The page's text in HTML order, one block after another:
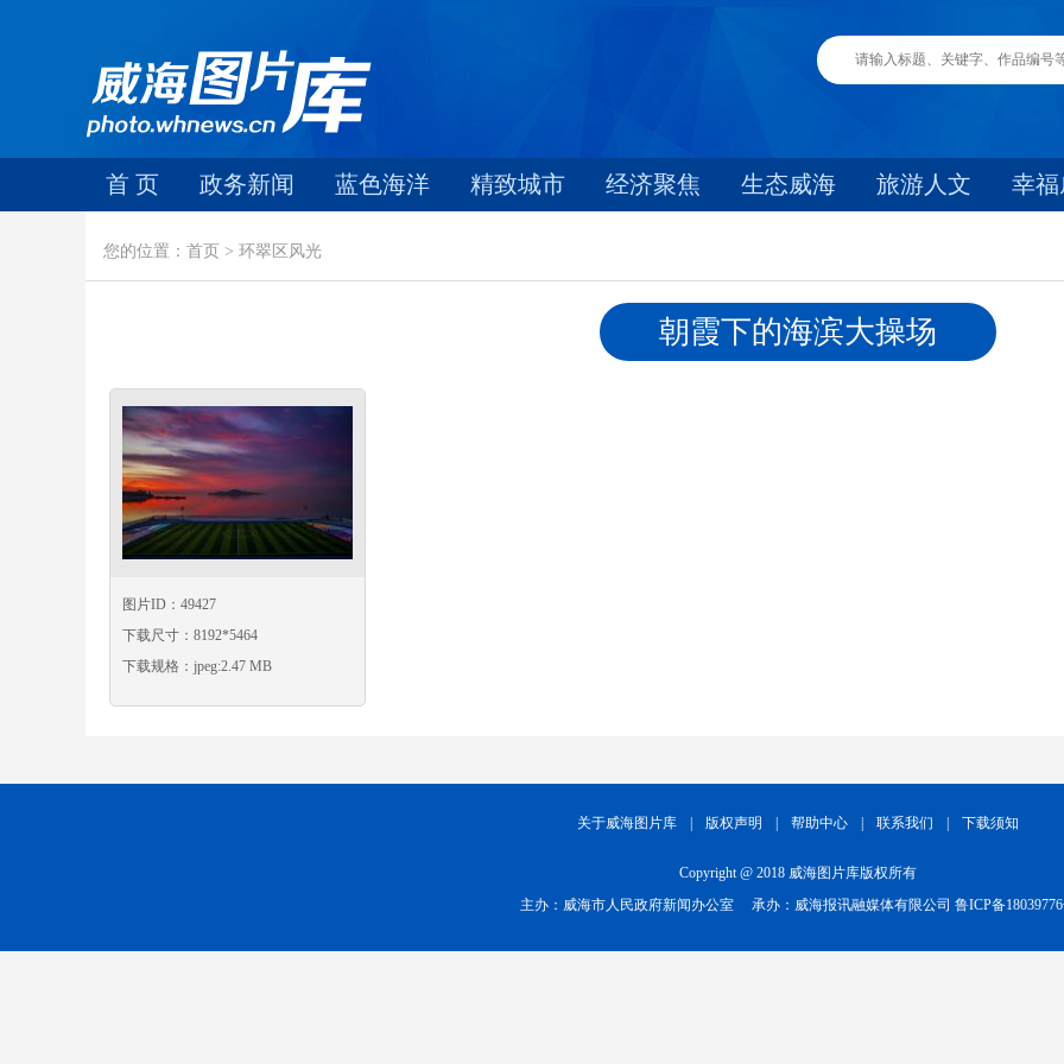
首 页 政务新闻 蓝色海洋 精致城市 经济聚焦 生态威海 旅游人文 幸
您的位置：首页 > 环翠区风光
朝霞下的海滨大操场
图片ID：49427
下载尺寸：8192*5464
下载规格：jpeg:2.47 MB
关于威海图片库 版权声明 帮助中心 联系我们 下载须知
Copyright @ 2018 威海图片库版权所有
主办：威海市人民政府新闻办公室
承办：威海报讯融媒体有限公司 鲁ICP备